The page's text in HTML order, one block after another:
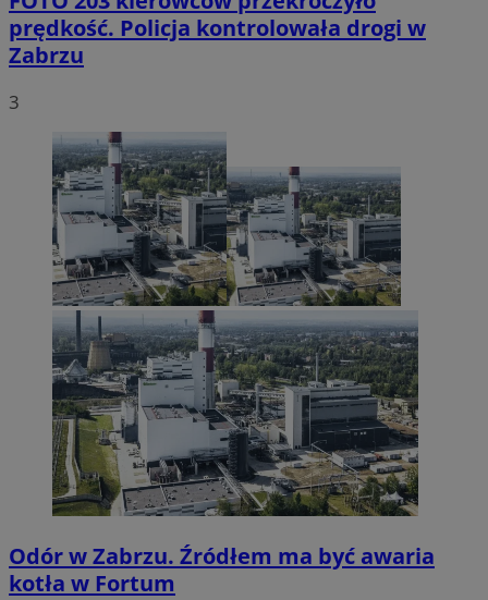
prędkość. Policja kontrolowała drogi w
Zabrzu
3
Odór w Zabrzu. Źródłem ma być awaria
kotła w Fortum